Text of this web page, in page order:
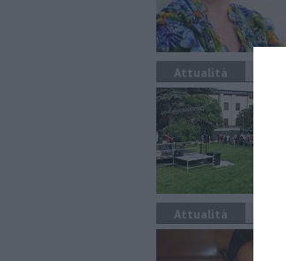
Attualità
Attualità